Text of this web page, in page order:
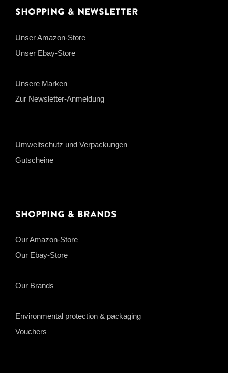
Shopping & Newsletter
Unser Amazon-Store
Unser Ebay-Store
Unsere Marken
Zur Newsletter-Anmeldung
Umweltschutz und Verpackungen
Gutscheine
Shopping & Brands
Our Amazon-Store
Our Ebay-Store
Our Brands
Environmental protection & packaging
Vouchers